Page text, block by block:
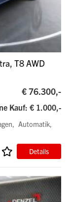
T8 AWD
€ 76.300,-
Kauf: € 1.000,-
Automatik
Details